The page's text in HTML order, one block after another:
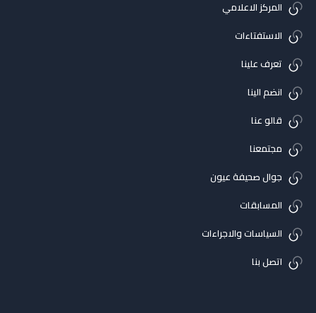
المركز الاعلامي
الاستفتاءات
تعرف علينا
انضم الينا
قالو عنا
مجتمعنا
جوال صحيفة عيون
المسابقات
السياسات والاجراءات
اتصل بنا